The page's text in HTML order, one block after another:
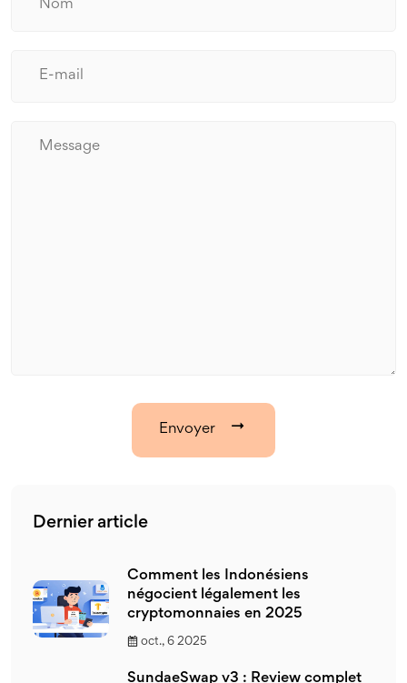
Envoyer
Dernier article
Comment les Indonésiens
négocient légalement les
cryptomonnaies en 2025
oct., 6 2025
SundaeSwap v3 : Review complet